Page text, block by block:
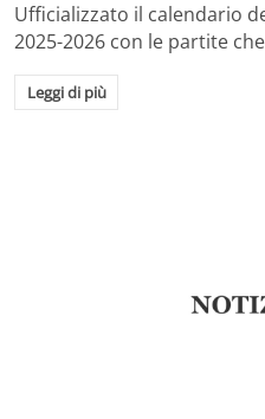
Ufficializzato il calendario
2025-2026 con le partite
Leggi di più